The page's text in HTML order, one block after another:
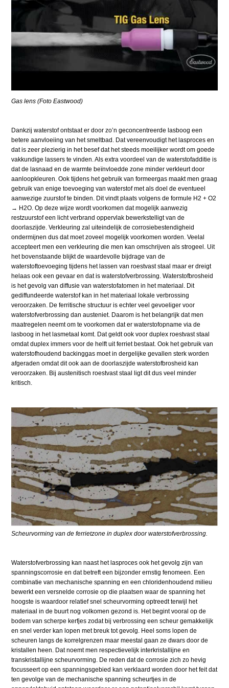
Gas lens (Foto Eastwood)
Dankzij waterstof ontstaat er door zo’n geconcentreerde lasboog een
betere aanvloeiing van het smeltbad. Dat vereenvoudigt het lasproces en
dat is zeer plezierig in het besef dat het steeds moeilijker wordt om goede
vakkundige lassers te vinden. Als extra voordeel van de waterstofadditie is
dat de lasnaad en de warmte beïnvloedde zone minder verkleurt door
aanloopkleuren. Ook tijdens het gebruik van formeergas maakt men graag
gebruik van enige toevoeging van waterstof met als doel de eventueel
aanwezige zuurstof te binden. Dit vindt plaats volgens de formule H2 + O2
→ H2O. Op deze wijze wordt voorkomen dat mogelijk aanwezig
restzuurstof een licht verbrand oppervlak bewerkstelligt van de
doorlaszijde. Verkleuring zal uiteindelijk de corrosiebestendigheid
ondermijnen dus dat moet zoveel mogelijk voorkomen worden. Veelal
accepteert men een verkleuring die men kan omschrijven als strogeel. Uit
het bovenstaande blijkt de waardevolle bijdrage van de
waterstoftoevoeging tijdens het lassen van roestvast staal maar er dreigt
helaas ook een gevaar en dat is waterstofverbrossing. Waterstofbrosheid
is het gevolg van diffusie van waterstofatomen in het materiaal. Dit
gediffundeerde waterstof kan in het materiaal lokale verbrossing
veroorzaken. De ferritische structuur is echter veel gevoeliger voor
waterstofverbrossing dan austeniet. Daarom is het belangrijk dat men
maatregelen neemt om te voorkomen dat er waterstofopname via de
lasboog in het lasmetaal komt. Dat geldt ook voor duplex roestvast staal
omdat duplex immers voor de helft uit ferriet bestaat. Ook het gebruik van
waterstofhoudend backinggas moet in dergelijke gevallen sterk worden
afgeraden omdat dit ook aan de doorlaszijde waterstofbrosheid kan
veroorzaken. Bij austenitisch roestvast staal ligt dit dus veel minder
kritisch.
Scheurvorming van de ferrietzone in duplex door waterstofverbrossing.
Waterstofverbrossing kan naast het lasproces ook het gevolg zijn van
spanningscorrosie en dat betreft een bijzonder ernstig fenomeen. Een
combinatie van mechanische spanning en een chloridenhoudend milieu
bewerkt een versnelde corrosie op die plaatsen waar de spanning het
hoogste is waardoor relatief snel scheurvorming optreedt terwijl het
materiaal in de buurt nog volkomen gezond is. Het begint vooral op de
bodem van scherpe kerfjes zodat bij verbrossing een scheur gemakkelijk
en snel verder kan lopen met breuk tot gevolg. Heel soms lopen de
scheuren langs de korrelgrenzen maar meestal gaan ze dwars door de
kristallen heen. Dat noemt men respectievelijk interkristallijne en
transkristallijne scheurvorming. De reden dat de corrosie zich zo hevig
focusseert op een spanningsgebied kan verklaard worden door het feit dat
ten gevolge van de mechanische spanning scheurtjes in de